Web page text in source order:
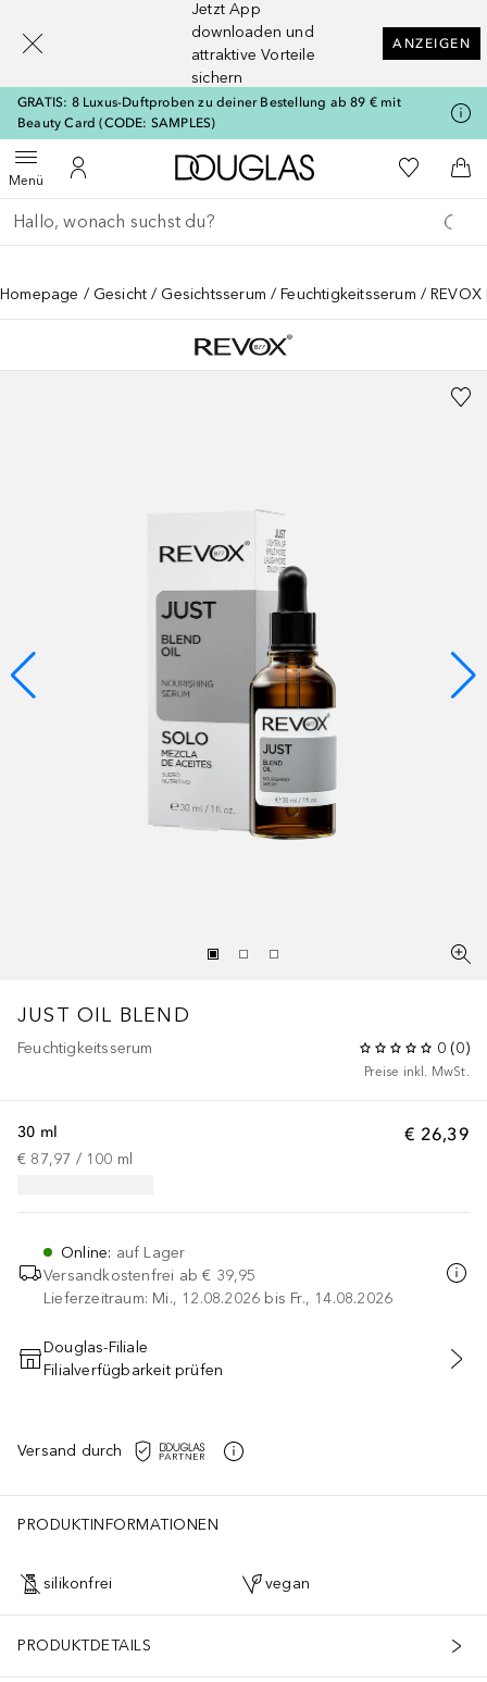
Jetzt App
downloaden und
attraktive Vorteile
sichern
ANZEIGEN
GRATIS: 8 Luxus-Duftproben zu deiner Bestellung ab 89 € mit
Beauty Card (CODE: SAMPLES)
MenüMenü öffnenZu Meinem Kundenkonto
Zur Douglas Startseite
Zu Meiner
Gehe zurück
Suche ausführen
Homepage Gesicht Gesichtsserum Feuchtigkeitsserum
JUST OIL BLEND
Feuchtigkeitsserum 0 (0)
Preise inkl. MwSt.
€ 26,39
30 ml
€ 87,97 / 100 ml
Online: auf Lager
Versandkostenfrei ab € 39,95
Lieferzeitraum: Mi., 12.08.2026 bis Fr., 14.08.2026
IN DEN WARENKORB
Douglas-Filiale
Filialverfügbarkeit prüfen
Versand durch
PRODUKTINFORMATIONEN
silikonfrei vegan
PRODUKTDETAILS
[navigation.slideout.screenreader]